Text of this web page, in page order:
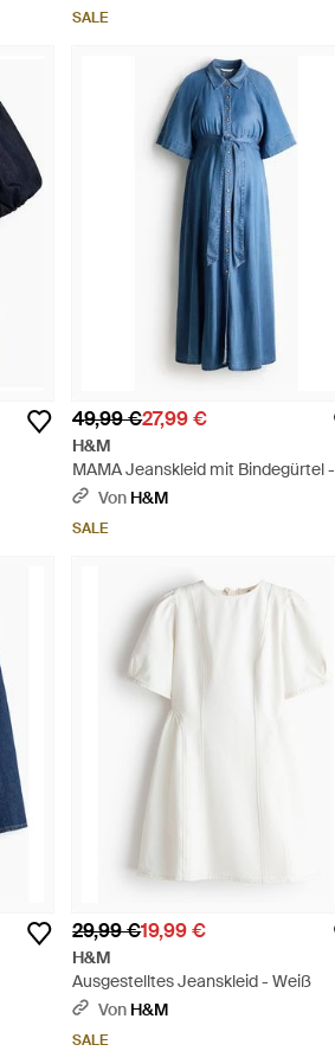
SALE
49,99 €27,99 €
H&M
MAMA Jeanskleid mit Bindegürtel -
BlauVon H&M
SALE
29,99 €19,99 €
H&M
Ausgestelltes Jeanskleid - Weiß
Von H&M
SALE